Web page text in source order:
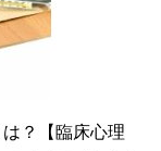
？【臨床心理